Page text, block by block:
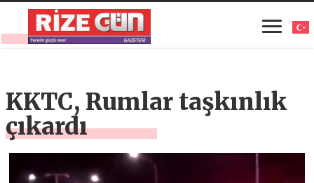
KKTC, Rumlar taşkınlık
çıkardı